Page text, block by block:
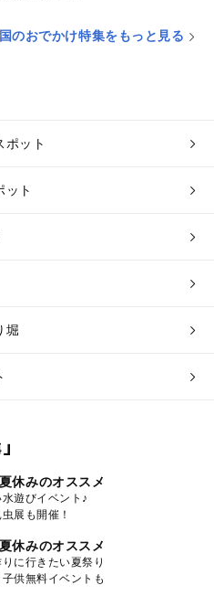
のおでかけ特集をもっと見る
ポット
ット
堀
休みのオススメ
遊びイベント♪
展も開催！
休みのオススメ
に行きたい夏祭り
供無料イベントも